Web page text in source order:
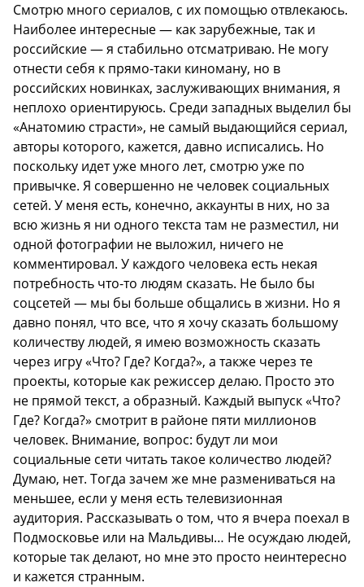
Смотрю много сериалов, с их помощью отвлекаюсь.
Наиболее интересные — как зарубежные, так и
российские — я стабильно отсматриваю. Не могу
отнести себя к прямо-таки киноману, но в
российских новинках, заслуживающих внимания, я
неплохо ориентируюсь. Среди западных выделил бы
«Анатомию страсти», не самый выдающийся сериал,
авторы которого, кажется, давно исписались. Но
поскольку идет уже много лет, смотрю уже по
привычке. Я совершенно не человек социальных
сетей. У меня есть, конечно, аккаунты в них, но за
всю жизнь я ни одного текста там не разместил, ни
одной фотографии не выложил, ничего не
комментировал. У каждого человека есть некая
потребность что-то людям сказать. Не было бы
соцсетей — мы бы больше общались в жизни. Но я
давно понял, что все, что я хочу сказать большому
количеству людей, я имею возможность сказать
через игру «Что? Где? Когда?», а также через те
проекты, которые как режиссер делаю. Просто это
не прямой текст, а образный. Каждый выпуск «Что?
Где? Когда?» смотрит в районе пяти миллионов
человек. Внимание, вопрос: будут ли мои
социальные сети читать такое количество людей?
Думаю, нет. Тогда зачем же мне размениваться на
меньшее, если у меня есть телевизионная
аудитория. Рассказывать о том, что я вчера поехал в
Подмосковье или на Мальдивы… Не осуждаю людей,
которые так делают, но мне это просто неинтересно
и кажется странным.